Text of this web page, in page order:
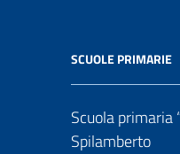
SCUOLE PRIMARIE
Scuola primaria
Spilamberto